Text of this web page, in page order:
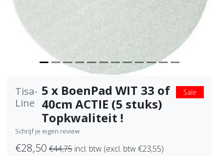
Tisa-
Line
5 x BoenPad WIT 33 of
40cm ACTIE (5 stuks)
Topkwaliteit !
Sale
Schrijf je eigen review
€28,50 €44,75 incl. btw (excl. btw €23,55)